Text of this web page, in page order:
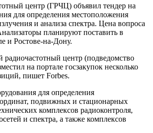
центр (ГРЧЦ) объявил тендер на
для определения местоположения
и анализа спектра. Цена вопроса
планируют поставить в
и Ростове-на-Дону.
центр (подведомство
на портале госзакупок несколько
пишет Forbes.
для определения
подвижных и стационарных
комплексов радиоконтроля,
и спектра, а также комплексов